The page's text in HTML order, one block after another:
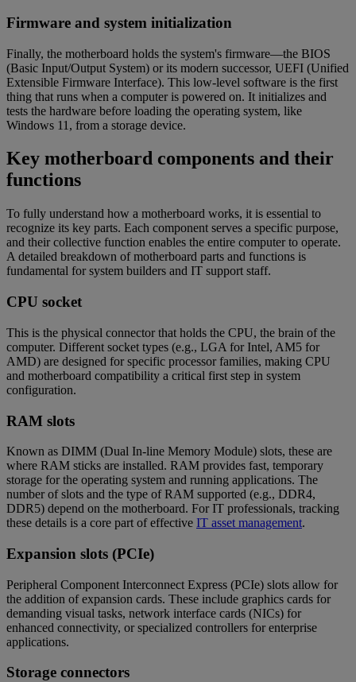
Firmware and system initialization
Finally, the motherboard holds the system's firmware—the BIOS
(Basic Input/Output System) or its modern successor, UEFI (Unified
Extensible Firmware Interface). This low-level software is the first
thing that runs when a computer is powered on. It initializes and
tests the hardware before loading the operating system, like
Windows 11, from a storage device.
Key motherboard components and their
functions
To fully understand how a motherboard works, it is essential to
recognize its key parts. Each component serves a specific purpose,
and their collective function enables the entire computer to operate.
A detailed breakdown of motherboard parts and functions is
fundamental for system builders and IT support staff.
CPU socket
This is the physical connector that holds the CPU, the brain of the
computer. Different socket types (e.g., LGA for Intel, AM5 for
AMD) are designed for specific processor families, making CPU
and motherboard compatibility a critical first step in system
configuration.
RAM slots
Known as DIMM (Dual In-line Memory Module) slots, these are
where RAM sticks are installed. RAM provides fast, temporary
storage for the operating system and running applications. The
number of slots and the type of RAM supported (e.g., DDR4,
DDR5) depend on the motherboard. For IT professionals, tracking
these details is a core part of effective IT asset management.
Expansion slots (PCIe)
Peripheral Component Interconnect Express (PCIe) slots allow for
the addition of expansion cards. These include graphics cards for
demanding visual tasks, network interface cards (NICs) for
enhanced connectivity, or specialized controllers for enterprise
applications.
Storage connectors